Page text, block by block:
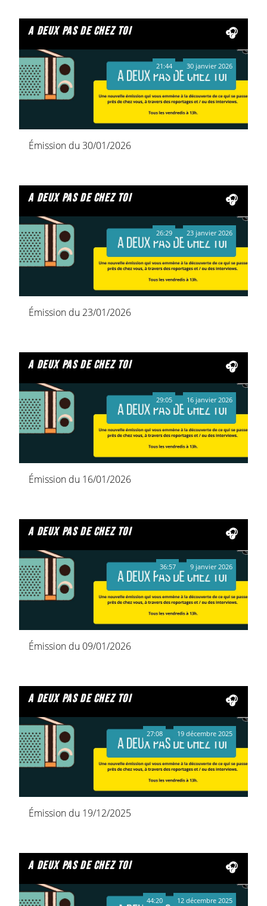
a deux pas de chez toi
Émission du 30/01/2026
21:44 30 janvier 2026
a deux pas de chez toi
Émission du 23/01/2026
26:29 23 janvier 2026
a deux pas de chez toi
Émission du 16/01/2026
29:05 16 janvier 2026
a deux pas de chez toi
Émission du 09/01/2026
36:57 9 janvier 2026
a deux pas de chez toi
Émission du 19/12/2025
27:08 19 décembre 2025
a deux pas de chez toi
44:20 12 décembre 2025